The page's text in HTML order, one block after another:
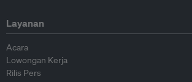
Layanan
Acara
Lowongan Kerja
Rilis Pers